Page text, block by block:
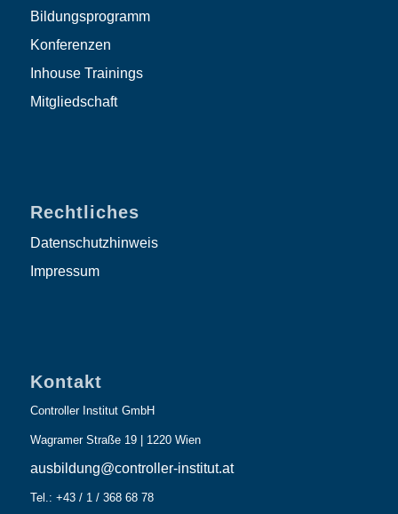
Bildungsprogramm
Konferenzen
Inhouse Trainings
Mitgliedschaft
Rechtliches
Datenschutzhinweis
Impressum
Kontakt
Controller Institut GmbH
Wagramer Straße 19 | 1220 Wien
ausbildung@controller-institut.at
Tel.: +43 / 1 / 368 68 78